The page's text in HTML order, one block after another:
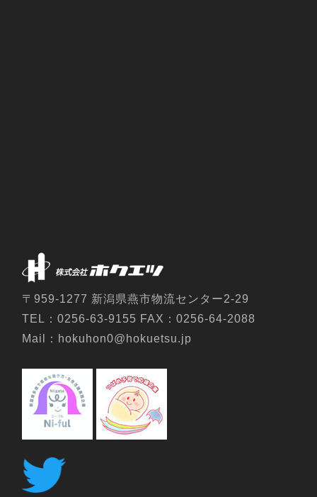
〒959-1277 新潟県燕市物流センター2-29
TEL：0256-63-9155 FAX：0256-64-2088
Mail：hokuhon0@hokuetsu.jp